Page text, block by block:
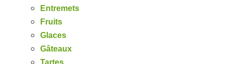
Entremets
Fruits
Glaces
Gâteaux